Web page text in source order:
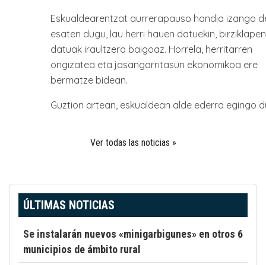
Eskualdearentzat aurrerapauso handia izango
esaten dugu, lau herri hauen datuekin, birziklapen
datuak iraultzera baigoaz. Horrela, herritarren
ongizatea eta jasangarritasun ekonomikoa ere
bermatze bidean.
Guztion artean, eskualdean alde ederra egingo
Ver todas las noticias »
ÚLTIMAS NOTICIAS
Se instalarán nuevos «minigarbigunes» en otros 6
municipios de ámbito rural